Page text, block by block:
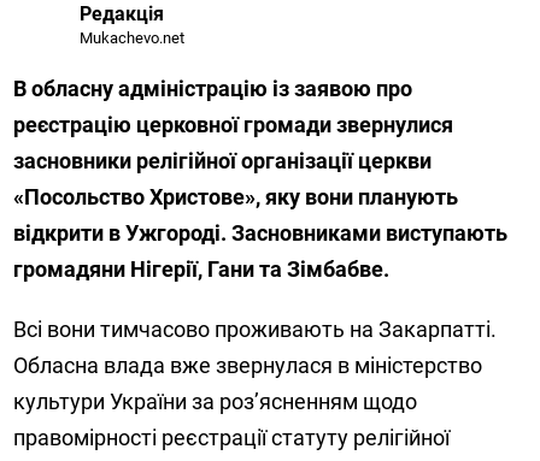
Редакція
Mukachevo.net
В обласну адміністрацію із заявою про
реєстрацію церковної громади звернулися
засновники релігійної організації церкви
«Посольство Христове», яку вони планують
відкрити в Ужгороді. Засновниками виступають
громадяни Нігерії, Гани та Зімбабве.
Всі вони тимчасово проживають на Закарпатті.
Обласна влада вже звернулася в міністерство
культури України за роз’ясненням щодо
правомірності реєстрації статуту релігійної